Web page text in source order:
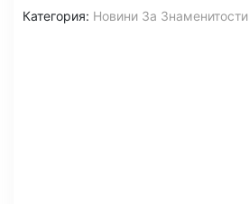
Категория: Новини За Знаменитости